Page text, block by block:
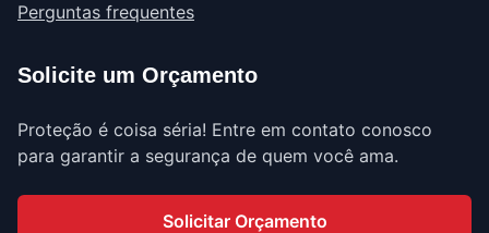
Perguntas frequentes
Solicite um Orçamento
Proteção é coisa séria! Entre em contato conosco
para garantir a segurança de quem você ama.
Solicitar Orçamento